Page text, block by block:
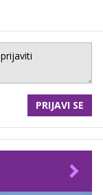
PRIJAVI SE